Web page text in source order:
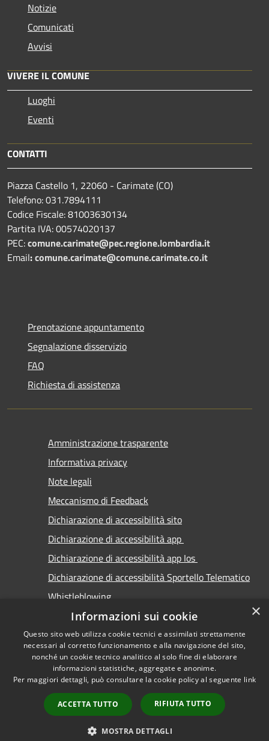
Notizie
Comunicati
Avvisi
VIVERE IL COMUNE
Luoghi
Eventi
CONTATTI
Piazza Castello 1, 22060 - Carimate (CO)
Telefono: 031.7894111
Codice Fiscale: 81003630134
Partita IVA: 00574020137
PEC:comune.carimate@pec.regione.lombardia.it
Email:comune.carimate@comune.carimate.co.it
Prenotazione appuntamento
Segnalazione disservizio
FAQ
Richiesta di assistenza
Amministrazione trasparente
Informativa privacy
Note legali
Meccanismo di Feedback
Dichiarazione di accessibilità sito
Dichiarazione di accessibilità app
Dichiarazione di accessibilità app Ios
Dichiarazione di accessibilità Sportello Telematico
Whistleblowing
Accessibilità
Copyright © 2026 • Comune di
Carimate • Powered by
Municipium•
Accesso
redazione
×
Informazioni sui cookie
Questo sito web utilizza cookie tecnici e assimilati strettamente
necessari al corretto funzionamento e alla navigazione del sito,
nonché un cookie tecnico analitico al solo fine di elaborare
informazioni statistiche, aggregate e anonime.
Per maggiori dettagli, può consultare la cookie policy al seguente link
ACCETTA TUTTO RIFIUTA TUTTO
MOSTRA DETTAGLI